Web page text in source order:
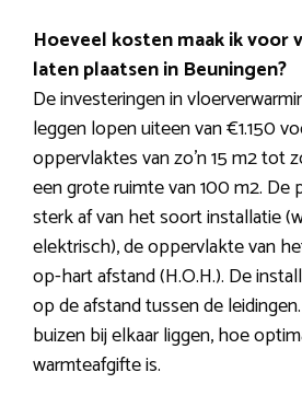
Hoeveel kosten maak ik voor
laten plaatsen in Beuningen?
De investeringen in
leggen lopen uiteen van €1.150
oppervlaktes van zo’n 15 m2 tot
een grote ruimte van 100 m2. De
sterk af van het soort installatie
elektrisch), de oppervlakte van
op-hart afstand (H.O.H.). De
op de afstand tussen de
buizen bij elkaar liggen, hoe
warmteafgifte is.